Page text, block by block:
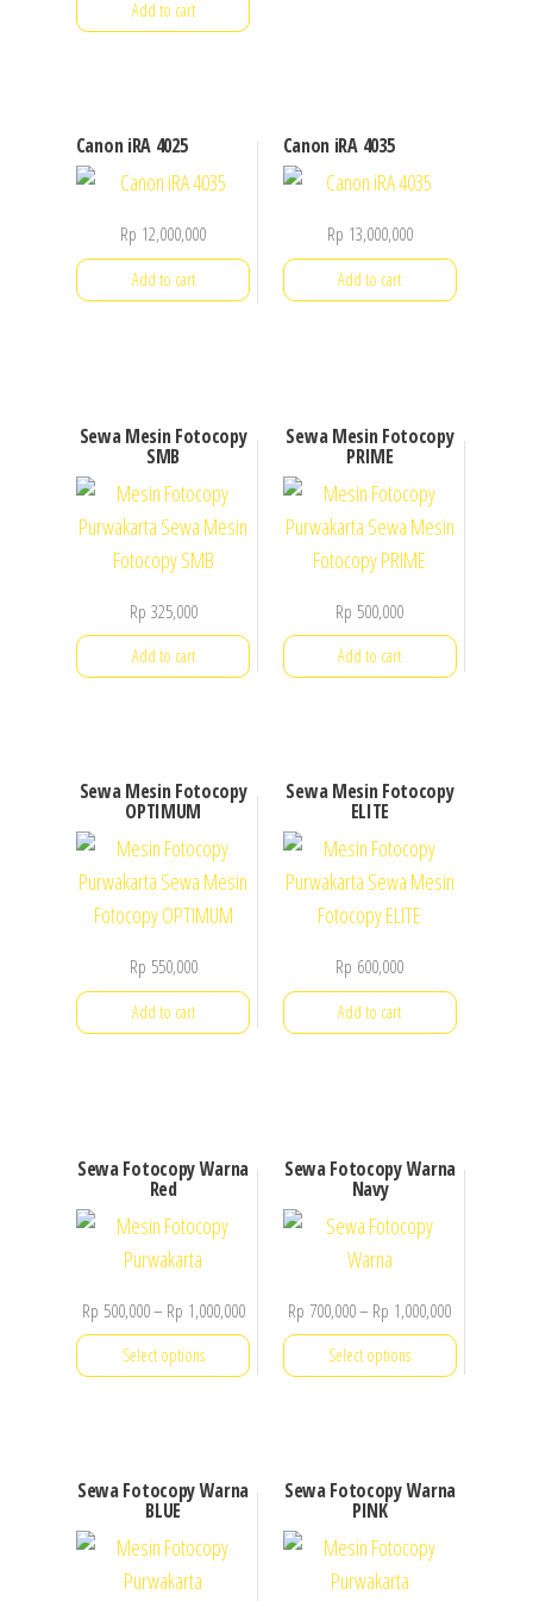
Add to cart
Canon iRA 4025
Rp 12,000,000
Add to cart
Canon iRA 4035
Rp 13,000,000
Add to cart
Sewa Mesin Fotocopy
SMB
Rp 325,000
Add to cart
Sewa Mesin Fotocopy
PRIME
Rp 500,000
Add to cart
Sewa Mesin Fotocopy
OPTIMUM
Rp 550,000
Add to cart
Sewa Mesin Fotocopy
ELITE
Rp 600,000
Add to cart
Sewa Fotocopy Warna
Red
Rp 500,000– Rp 1,000,000Price
range:
Rp 500,000
Select options
multiple
variants.
The
Sewa Fotocopy Warna
Navy
Rp 700,000– Rp 1,000,000Price
range:
Rp 700,000
Select options
multiple
variants.
The
Sewa Fotocopy Warna
BLUE
Sewa Fotocopy Warna
PINK